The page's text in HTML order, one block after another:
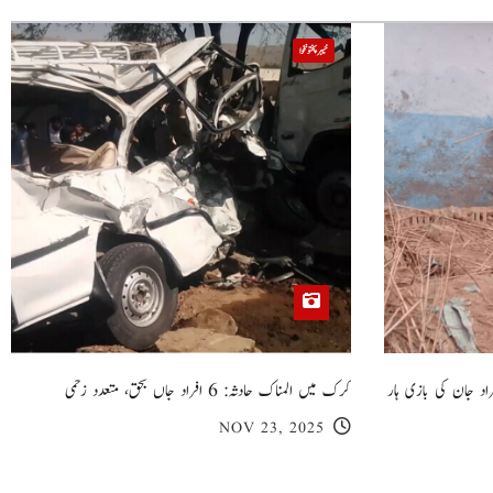
گھر کی چھت گرنے کا سانحہ: 5 افراد جان کی بازی ہار
خیبر پختونخوا
کرک میں المناک حادثہ: 6 افراد جاں بحق، متعدد زخمی
NOV 23, 2025